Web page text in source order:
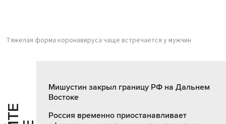
Тяжелая форма коронавируса чаще встречается у мужчин
Мишустин закрыл границу РФ на Дальнем
Востоке
Россия временно приостанавливает